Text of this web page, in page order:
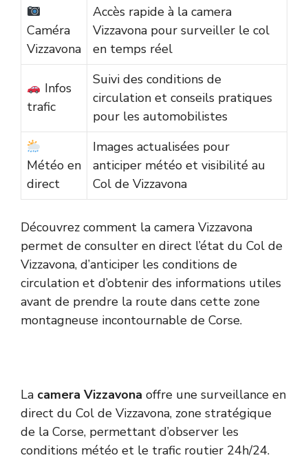
Caméra
Vizzavona
Accès rapide à la camera
Vizzavona pour surveiller le col
en temps réel
Infos
trafic
Suivi des conditions de
circulation et conseils pratiques
pour les automobilistes
Météo en
direct
Images actualisées pour
anticiper météo et visibilité au
Col de Vizzavona
Découvrez comment la camera Vizzavona
permet de consulter en direct l’état du Col de
Vizzavona, d’anticiper les conditions de
circulation et d’obtenir des informations utiles
avant de prendre la route dans cette zone
montagneuse incontournable de Corse.
La camera Vizzavona offre une surveillance en
direct du Col de Vizzavona, zone stratégique
de la Corse, permettant d’observer les
conditions météo et le trafic routier 24h/24.